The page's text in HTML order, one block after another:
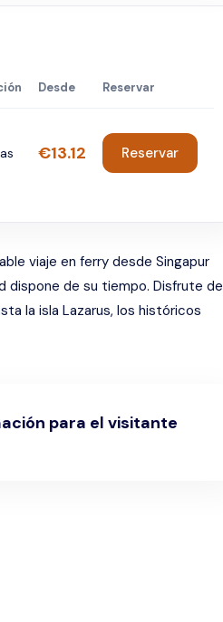
Desde Reservar
€13.12 Reservar
viaje en ferry desde Singapur
dispone de su tiempo. Disfrute de
la isla Lazarus, los históricos
para el visitante